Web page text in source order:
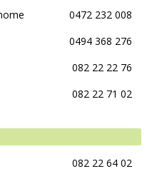
0472 232 008
0494 368 276
082 22 22 76
082 22 71 02
082 22 64 02